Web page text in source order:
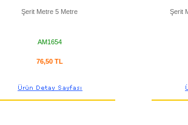
Şerit Metre 5 Metre
AM1654
76,50 TL
Şerit